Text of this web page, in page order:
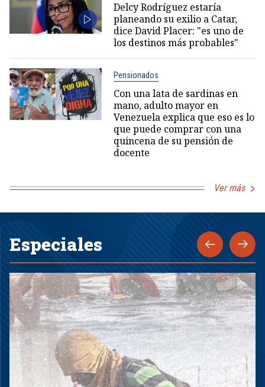
Delcy Rodríguez estaría
planeando su exilio a Catar,
dice David Placer: "es uno de
los destinos más probables"
Pensionados
Con una lata de sardinas en
mano, adulto mayor en
Venezuela explica que eso es lo
que puede comprar con una
quincena de su pensión de
docente
Ver más
Especiales